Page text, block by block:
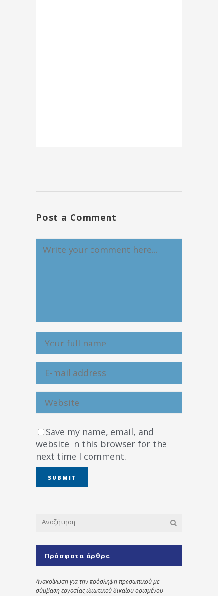
Post a Comment
Save my name, email, and
website in this browser for the
next time I comment.
Πρόσφατα άρθρα
Ανακοίνωση για την πρόσληψη προσωπικού με
σύμβαση εργασίας ιδιωτικού δικαίου ορισμένου